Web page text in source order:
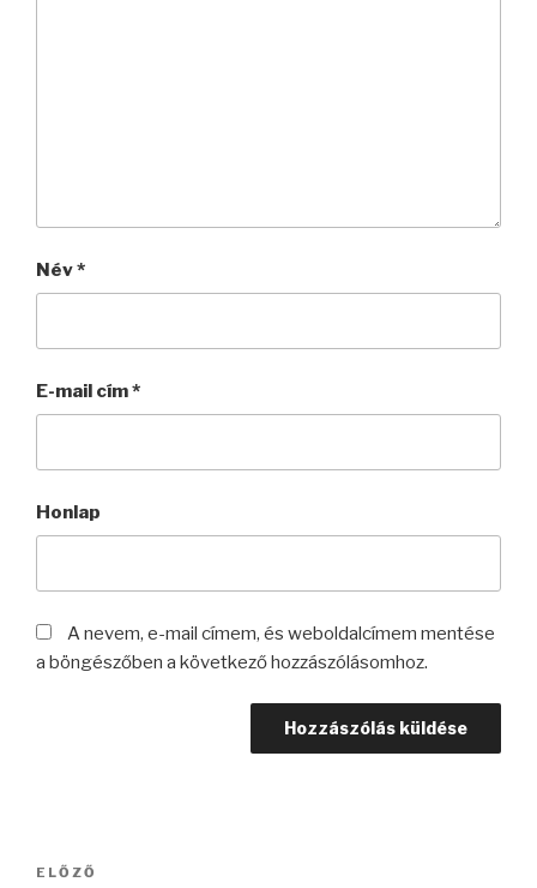
Név*
E-mail cím*
Honlap
A nevem, e-mail címem, és weboldalcímem mentése
a böngészőben a következő hozzászólásomhoz.
Bejegyzés
Korábbi
ELŐZŐ